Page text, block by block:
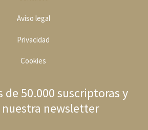
Aviso legal
Privacidad
Cookies
de 50.000 suscriptoras y
nuestra newsletter